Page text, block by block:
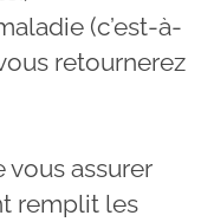
(c’est-à-
retournerez
vous assurer
remplit les